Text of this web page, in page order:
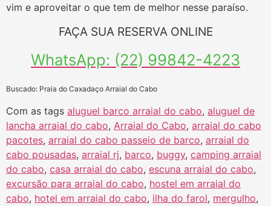
vim e aproveitar o que tem de melhor nesse paraíso.
FAÇA SUA RESERVA ONLINE
WhatsApp: (22) 99842-4223
Buscado: Praia do Caxadaço Arraial do Cabo
Com as tags aluguel barco arraial do cabo, aluguel de
lancha arraial do cabo, Arraial do Cabo, arraial do cabo
pacotes, arraial do cabo passeio de barco, arraial do
cabo pousadas, arraial rj, barco, buggy, camping arraial
do cabo, casa arraial do cabo, escuna arraial do cabo,
excursão para arraial do cabo, hostel em arraial do
cabo, hotel em arraial do cabo, ilha do farol, mergulho,